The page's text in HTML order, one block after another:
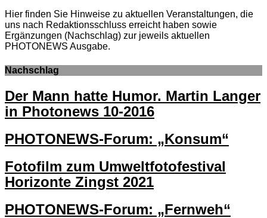
Hier finden Sie Hinweise zu aktuellen Veranstaltungen, die
uns nach Redaktionsschluss erreicht haben sowie
Ergänzungen (Nachschlag) zur jeweils aktuellen
PHOTONEWS Ausgabe.
Nachschlag
Der Mann hatte Humor. Martin Langer
in Photonews 10-2016
PHOTONEWS-Forum: „Konsum“
Fotofilm zum Umweltfotofestival
Horizonte Zingst 2021
PHOTONEWS-Forum: „Fernweh“